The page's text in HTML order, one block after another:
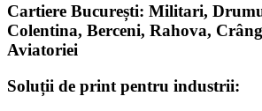
Cartiere București: Militari,
Colentina, Berceni, Rahova,
Aviatoriei
Soluții de print pentru industrii: